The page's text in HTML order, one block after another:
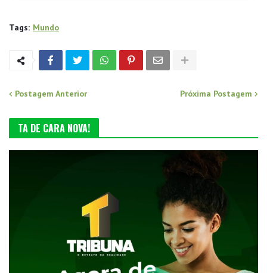
Tags: Mundo
Postagem Anterior Próxima Postagem
TA DE CARA NOVA!